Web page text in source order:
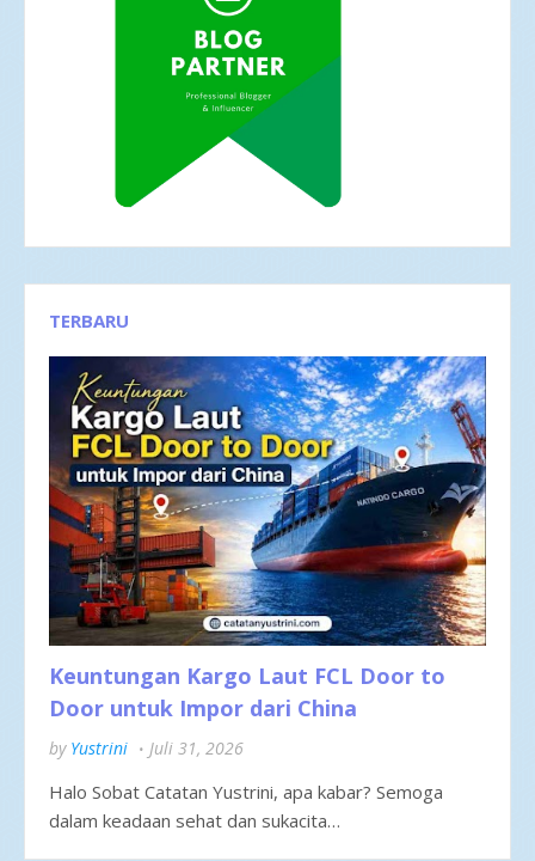
TERBARU
Keuntungan Kargo Laut FCL Door to
Door untuk Impor dari China
by Yustrini Juli 31, 2026
Halo Sobat Catatan Yustrini, apa kabar? Semoga
dalam keadaan sehat dan sukacita…